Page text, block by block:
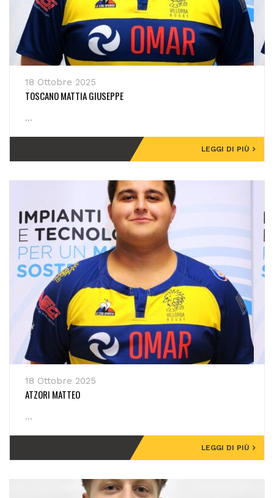
18 Ottobre 2025
TOSCANO MATTIA GIUSEPPE
...
LEGGI DI PIÙ
18 Ottobre 2025
ATZORI MATTEO
...
LEGGI DI PIÙ